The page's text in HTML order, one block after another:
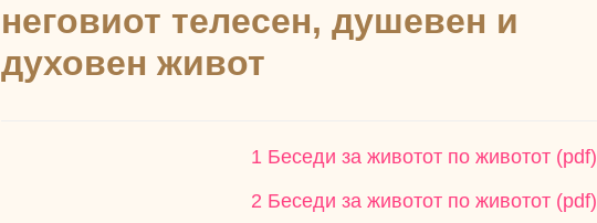
неговиот телесен, душевен и
духовен живот
1 Беседи за животот по животот (pdf)
2 Беседи за животот по животот (pdf)